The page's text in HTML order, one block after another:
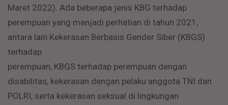
Maret 2022). Ada beberapa jenis KBG terhadap
perempuan yang menjadi perhatian di tahun 2021,
antara lain Kekerasan Berbasis Gender Siber (KBGS)
terhadap
perempuan, KBGS terhadap perempuan dengan
disabilitas, kekerasan dengan pelaku anggota TNI dan
POLRI, serta kekerasan seksual di lingkungan